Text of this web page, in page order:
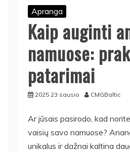
Apranga
Kaip auginti
namuose:
patarimai
2025 23 sausio CMGBaltic
Ar jūsais pasirodo, kad
vaisių savo namuose?
unikalus ir dažnai kaltina